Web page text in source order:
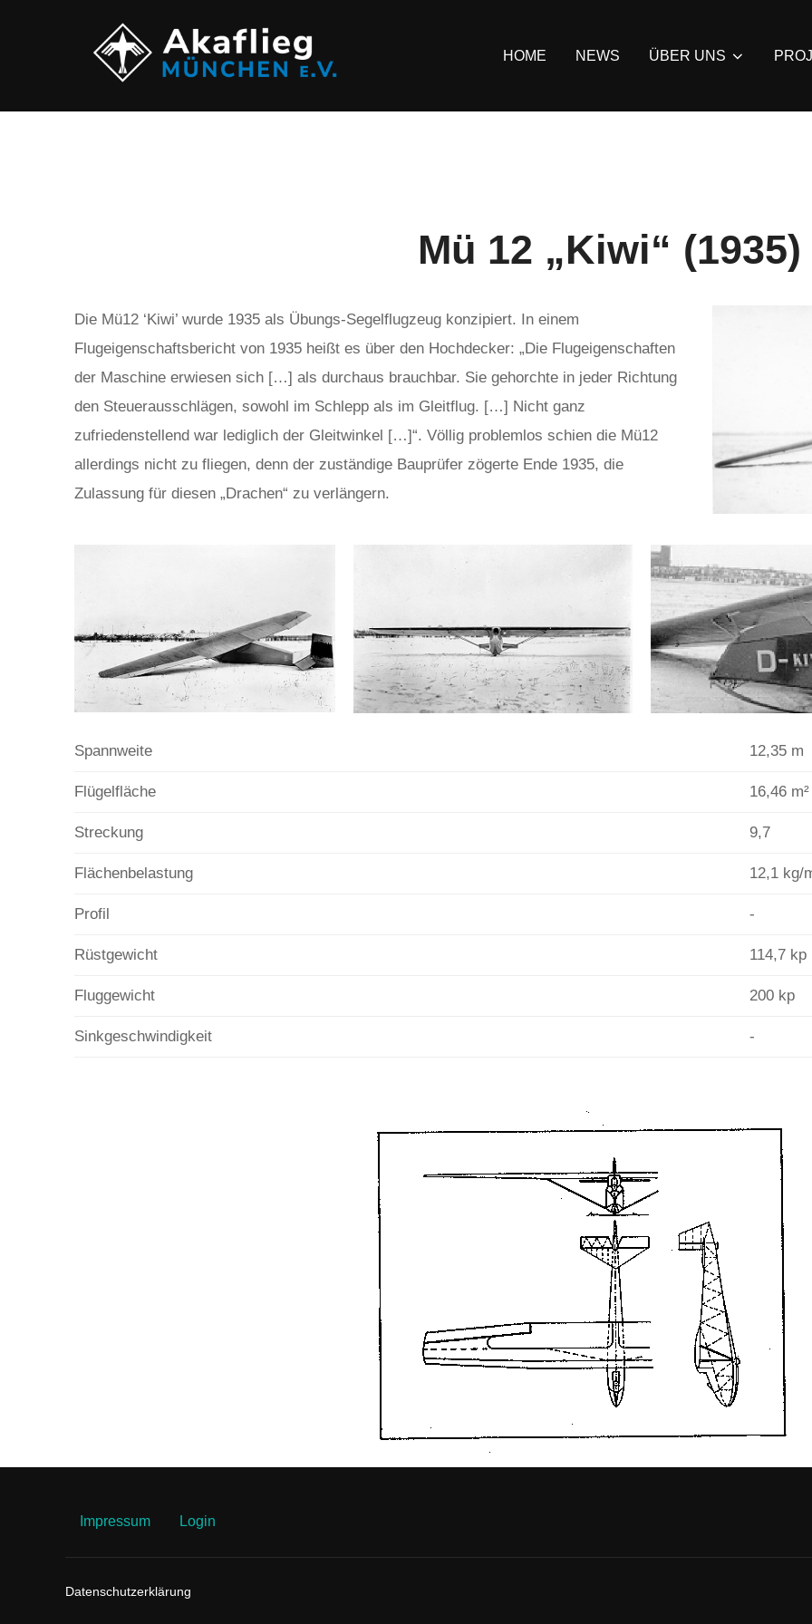
HOME NEWS ÜBER UNS
Mü 12 „Kiwi“ (1935)
Die Mü12 ‘Kiwi’ wurde 1935 als Übungs-Segelflugzeug konzipiert. In einem
Flugeigenschaftsbericht von 1935 heißt es über den Hochdecker: „Die Flugeigenschaften
der Maschine erwiesen sich […] als durchaus brauchbar. Sie gehorchte in jeder Richtung
den Steuerausschlägen, sowohl im Schlepp als im Gleitflug. […] Nicht ganz
zufriedenstellend war lediglich der Gleitwinkel […]“. Völlig problemlos schien die Mü12
allerdings nicht zu fliegen, denn der zuständige Bauprüfer zögerte Ende 1935, die
Zulassung für diesen „Drachen“ zu verlängern.
Spannweite 12,35 m
Flügelfläche 16,46 m²
Streckung 9,7
Flächenbelastung 12,1 kg/
Profil -
Rüstgewicht 114,7 kp
Fluggewicht 200 kp
Sinkgeschwindigkeit -
Impressum Login
Datenschutzerklärung